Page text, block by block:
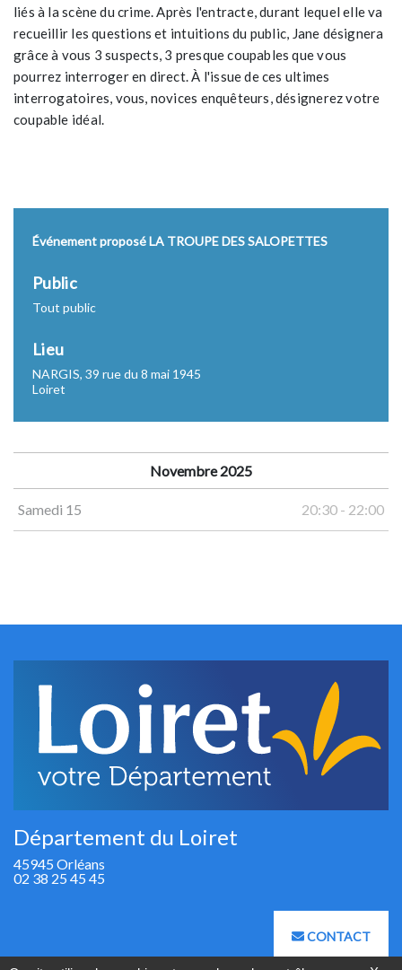
Événement proposé LA TROUPE DES SALOPETTES
Public
Tout public
Lieu
NARGIS, 39 rue du 8 mai 1945
Loiret
Novembre 2025
Samedi 15 20:30 - 22:00
liés à la scène du crime. Après l'entracte, durant lequel elle va
recueillir les questions et intuitions du public, Jane désignera
grâce à vous 3 suspects, 3 presque coupables que vous
pourrez interroger en direct. À l'issue de ces ultimes
interrogatoires, vous, novices enquêteurs, désignerez votre
coupable idéal.
Département du Loiret
45945 Orléans
02 38 25 45 45
CONTACT